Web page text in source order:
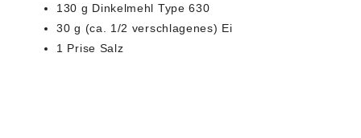
130 g Dinkelmehl Type 630
30 g (ca. 1/2 verschlagenes) Ei
1 Prise Salz